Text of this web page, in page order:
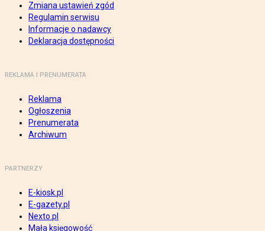
Zmiana ustawień zgód
Regulamin serwisu
Informacje o nadawcy
Deklaracja dostępności
REKLAMA I PRENUMERATA
Reklama
Ogłoszenia
Prenumerata
Archiwum
PARTNERZY
E-kiosk.pl
E-gazety.pl
Nexto.pl
Mała księgowość